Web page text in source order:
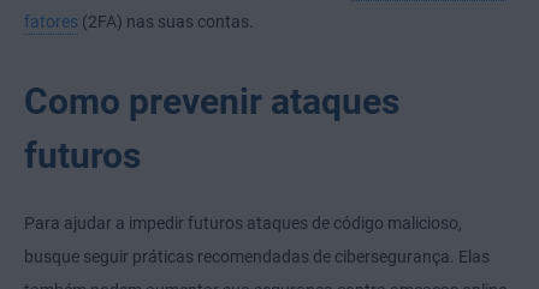
fatores (2FA) nas suas contas.
Como prevenir ataques
futuros
Para ajudar a impedir futuros ataques de código malicioso,
busque seguir práticas recomendadas de cibersegurança. Elas